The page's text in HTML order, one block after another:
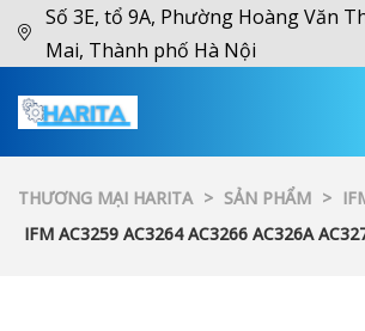
Số 3E, tổ 9A, Phường Hoàng Văn
Mai, Thành phố Hà Nội
THƯƠNG MẠI HARITA > SẢN PHẨM >
IFM AC3259 AC3264 AC3266 AC326A